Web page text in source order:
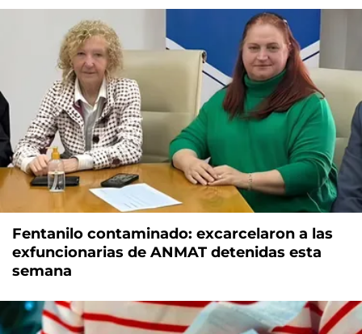
Fentanilo contaminado: excarcelaron a las
exfuncionarias de ANMAT detenidas esta
semana